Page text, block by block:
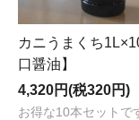
カニうまくち
口醤油】
4,320円(税320円)
お得な10本セットで